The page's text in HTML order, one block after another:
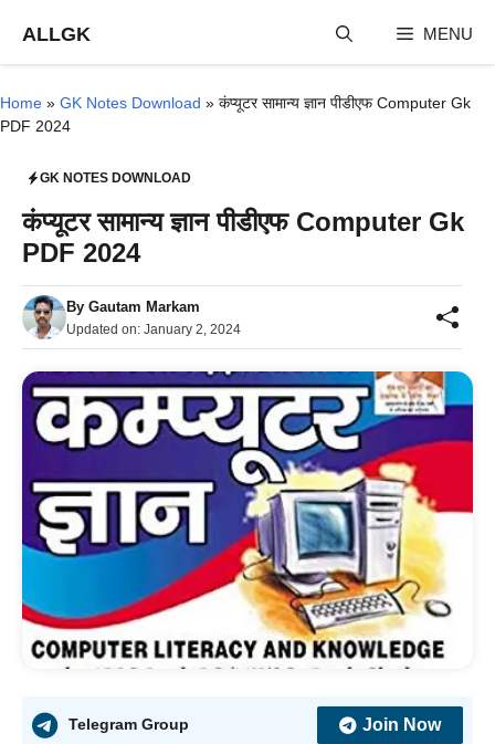
content
ALLGK MENU
Home » GK Notes Download » कंप्यूटर सामान्य ज्ञान पीडीएफ Computer Gk
PDF 2024
GK NOTES DOWNLOAD
कंप्यूटर सामान्य ज्ञान पीडीएफ Computer Gk
PDF 2024
By Gautam Markam
Updated on: January 2, 2024
Telegram Group Join Now